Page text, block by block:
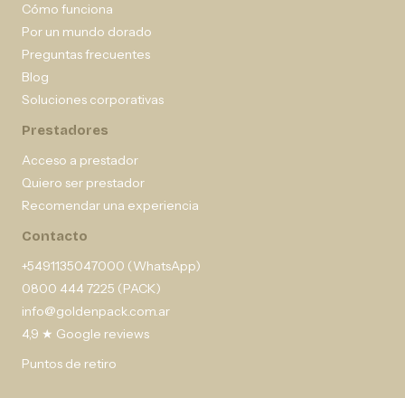
Cómo funciona
Por un mundo dorado
Preguntas frecuentes
Blog
Soluciones corporativas
Prestadores
Acceso a prestador
Quiero ser prestador
Recomendar una experiencia
Contacto
+5491135047000 (WhatsApp)
0800 444 7225 (PACK)
info@goldenpack.com.ar
4,9 ★ Google reviews
Puntos de retiro